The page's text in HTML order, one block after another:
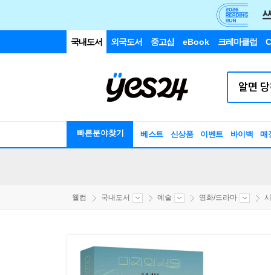
국내도서 외국도서 중고샵 eBook 크레마클럽
빠른분야찾기 베스트 신상품 이벤트 바이백 매
웰컴 국내도서 예술 영화/드라마